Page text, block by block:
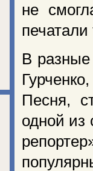
не
В
Песня,
одной из